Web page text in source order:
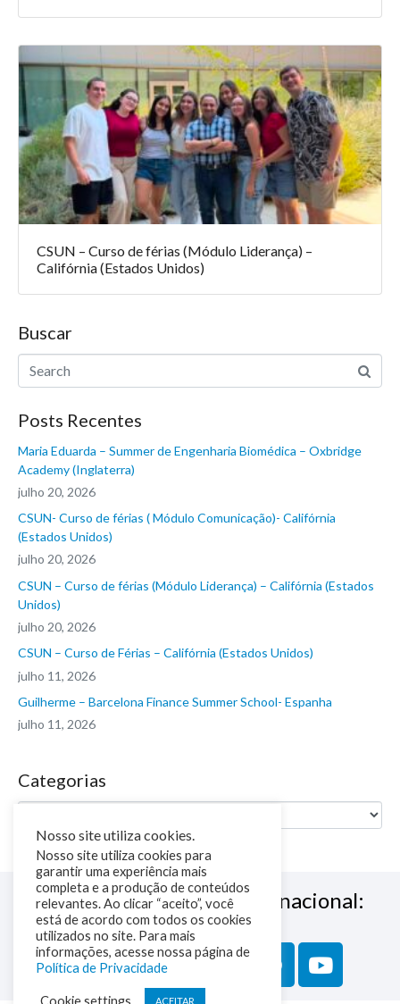
CSUN – Curso de férias (Módulo Liderança) –
Califórnia (Estados Unidos)
Buscar
Posts Recentes
Maria Eduarda – Summer de Engenharia Biomédica – Oxbridge
Academy (Inglaterra)
julho 20, 2026
CSUN- Curso de férias ( Módulo Comunicação)- Califórnia
(Estados Unidos)
julho 20, 2026
CSUN – Curso de férias (Módulo Liderança) – Califórnia (Estados
Unidos)
julho 20, 2026
CSUN – Curso de Férias – Califórnia (Estados Unidos)
julho 11, 2026
Guilherme – Barcelona Finance Summer School- Espanha
julho 11, 2026
Categorias
Siga a NM Educação Internacional:
Nosso site utiliza cookies.
Nosso site utiliza cookies para
garantir uma experiência mais
completa e a produção de conteúdos
relevantes. Ao clicar “aceito”, você
está de acordo com todos os cookies
utilizados no site. Para mais
informações, acesse nossa página de
Política de Privacidade
Cookie settings ACEITAR